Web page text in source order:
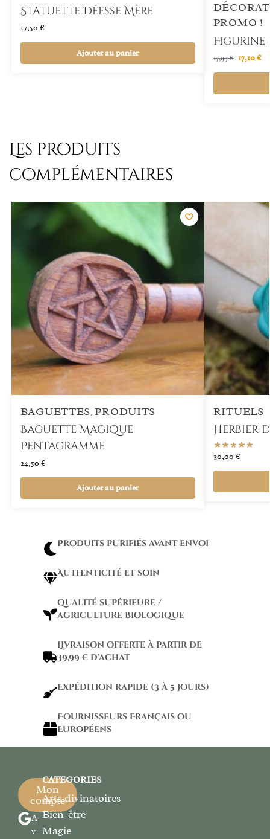
Statuette Déesse Mère
17,50 €
Ajouter au panier
PROMO !
Figurine
17,99€ 17,10€
Les produits
complémentaires
BAGUETTES, PRODUITS
Baguette Magique
Pentagramme
24,50 €
Ajouter au panier
RITUELS
Herbier
30,00 €
Produits purifiés avant envoi
Authenticité et soin
qualité supérieure /
agriculture Biologique
Livraison offerte à partir de
39,99 € d'achat
Expédition rapide (3 à 5 jours)
Fournisseurs Français ou
Européens
Mon
compte
A
v
CATEGORIES
Arts divinatoires
Bien-être
Magie